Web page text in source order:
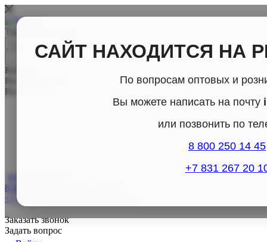
САЙТ НАХОДИТСЯ НА
По вопросам оптовых и
Вы можете написать на почту
или позвонить по
8 800 250 14 45
+7 831 267 20
Товары для дома
Каталог
По всему сайту
По каталогу
8 800-250-14-45
+7 (831) 267- 20-10
Заказать звонок
Задать вопрос